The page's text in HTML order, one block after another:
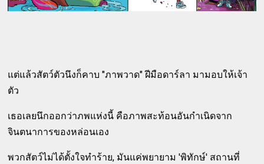
แต่แล้วสัตว์ตัวนึงก็คาบ "ภาพวาด" ฝีมือดาร์ลา มามอบให้เจ้า
ตัว
เธอเลยนึกออกว่าภพแห่งนี้ คือภาพสะท้อนอันกำเนิดจาก
จินตนาการของหล่อนเอง
พวกสัตว์ไม่ได้ตั้งใจทำร้าย, มันแค่พยายาม 'พิทักษ์' สถานที่